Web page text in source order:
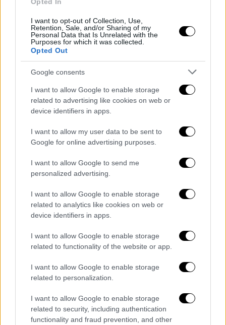
I want to opt-out of Collection, Use,
Retention, Sale, and/or Sharing of my
Personal Data that Is Unrelated with the
Purposes for which it was collected.
Opted Out
Google consents
I want to allow Google to enable storage
related to advertising like cookies on web or
device identifiers in apps.
I want to allow my user data to be sent to
Google for online advertising purposes.
I want to allow Google to send me
personalized advertising.
I want to allow Google to enable storage
related to analytics like cookies on web or
device identifiers in apps.
I want to allow Google to enable storage
related to functionality of the website or app.
I want to allow Google to enable storage
related to personalization.
I want to allow Google to enable storage
related to security, including authentication
functionality and fraud prevention, and other
- Pubblicità -